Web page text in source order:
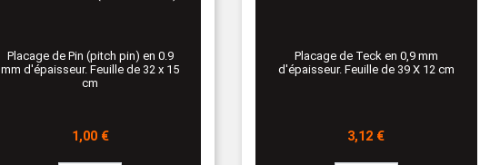
Placage de Pin (pitch pin) en 0.9
mm d'épaisseur. Feuille de 32 x 15
cm
Prix
1,00 €
Placage de Teck en 0,9 mm
d'épaisseur. Feuille de 39 X 12 cm
Prix
3,12 €